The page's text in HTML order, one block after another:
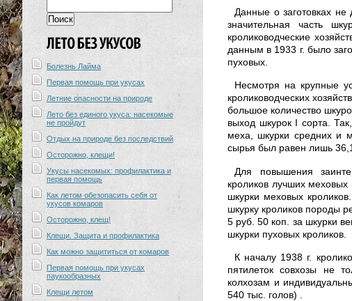
Болезнь Лайма
Первая помощь при укусах
Летние опасности на природе
Лето без единого укуса: насекомые
не пройдут
Отдых на природе без последствий
Осторожно, клещи!
Укусы насекомых: профилактика и
первая помощь
Как летом обезопасить себя от
укусов комаров
Осторожно, клещ!
Клещи. Защита и профилактика
Как можно защититься от комаров
Первая помощь при укусах
паукообразных
Клещи летом
Данные о заготовках не
значительная часть
кролиководческие
данным в 1933 г. было
пуховых.
Несмотря на крупные
кролиководческих
большое количество
выход шкурок I сорта.
меха, шкурки средних и
сырья был равен лишь
Для повышения
кроликов лучших
шкурки меховых
шкурку кроликов породы
5 руб. 50 коп. за шкурки
шкурки пуховых кроликов.
К началу 1938 г.
пятилеток совхозы не
колхозам и
540 тыс. голов) .